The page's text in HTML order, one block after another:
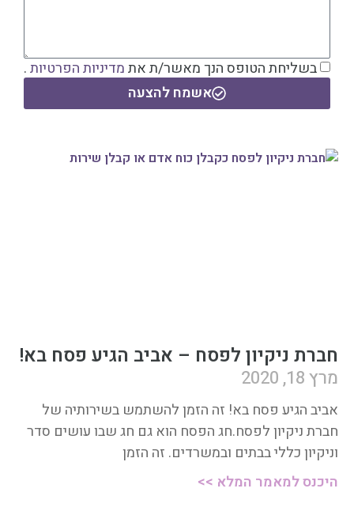
חברת ניקיון לפסח – אביב הגיע פסח בא!
מרץ 18, 2020
אביב הגיע פסח בא! זה הזמן להשתמש בשירותיה של
חברת ניקיון לפסח.חג הפסח הוא גם חג שבו עושים סדר
וניקיון כללי בבתים ובמשרדים. זה הזמן
היכנס למאמר המלא >>
בשליחת הטופס הנך מאשר/ת אתמדיניות הפרטיות.
אשמח להצעה